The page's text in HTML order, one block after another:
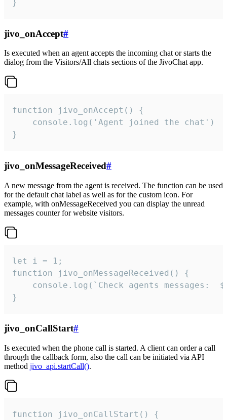
}
jivo_onAccept#
Is executed when an agent accepts the incoming chat or starts the
dialog from the Visitors/All chats sections of the JivoChat app.
function jivo_onAccept() {
}
jivo_onMessageReceived#
A new message from the agent is received. The function can be used
for the default chat label as well as for the custom icon. For
example, with onMessageReceived you can display the unread
messages counter for website visitors.
let i = 1;
function jivo_onMessageReceived() {
}
jivo_onCallStart#
Is executed when the phone call is started. A client can order a call
through the callback form, also the call can be initiated via API
method jivo_api.startCall().
function jivo_onCallStart() {